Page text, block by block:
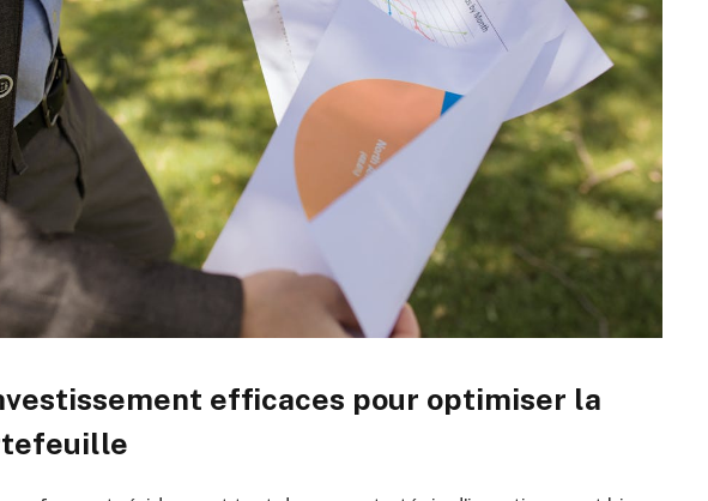
efficaces pour optimiser la